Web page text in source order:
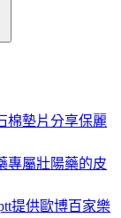
棉墊片分享保麗
專屬壯陽藥的皮
提供歐博百家樂